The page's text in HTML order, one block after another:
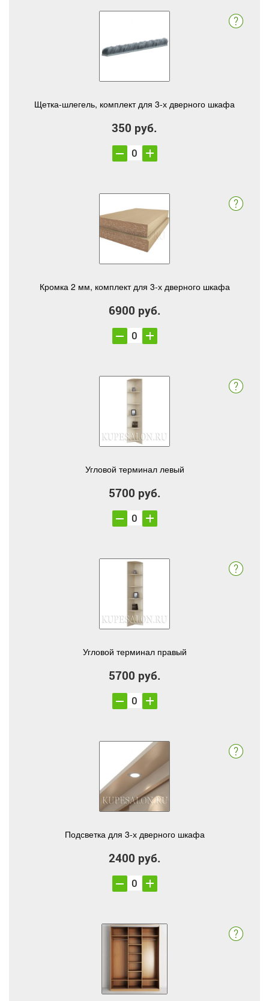
Щетка-шлегель, комплект для 3-х дверного шкафа
350 руб.
Кромка 2 мм, комплект для 3-х дверного шкафа
6900 руб.
Угловой терминал левый
5700 руб.
Угловой терминал правый
5700 руб.
Подсветка для 3-х дверного шкафа
2400 руб.